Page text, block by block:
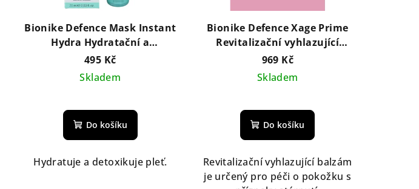
Bionike Defence Mask Instant
Hydra Hydratační a
detoxikační maska 75 ml
495 Kč
Skladem
Do košíku
Hydratuje a detoxikuje pleť.
Bionike Defence Xage Prime
Revitalizační vyhlazující
balzám 50 ml
969 Kč
Skladem
Do košíku
Revitalizační vyhlazující balzám
je určený pro péči o pokožku s